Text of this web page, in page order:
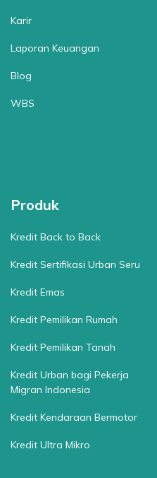
Karir
Laporan Keuangan
Blog
WBS
Produk
Kredit Back to Back
Kredit Sertifikasi Urban Seru
Kredit Emas
Kredit Pemilikan Rumah
Kredit Pemilikan Tanah
Kredit Urban bagi Pekerja
Migran Indonesia
Kredit Kendaraan Bermotor
Kredit Ultra Mikro